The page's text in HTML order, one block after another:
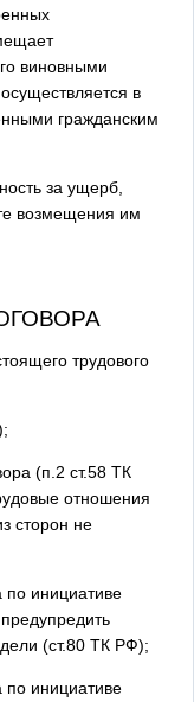
виновными
в
гражданским
за ущерб,
возмещения им
трудового
(п.2 ст.58 ТК
отношения
сторон не
по инициативе
(ст.80 ТК РФ);
по инициативе